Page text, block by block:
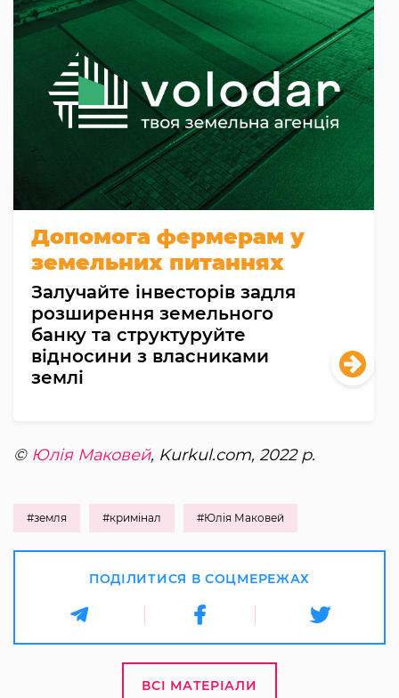
Допомога фермерам у
земельних питаннях
Залучайте інвесторів задля
розширення земельного
банку та структуруйте
відносини з власниками
землі
© Юлія Маковей, Kurkul.com, 2022 р.
#земля #кримінал #Юлія Маковей
ПОДІЛИТИСЯ В СОЦМЕРЕЖАХ
ВСІ МАТЕРІАЛИ